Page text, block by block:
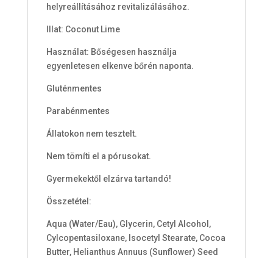
helyreállításához revitalizálásához.
Illat: Coconut Lime
Használat: Bőségesen használja
egyenletesen elkenve bőrén naponta.
Gluténmentes
Parabénmentes
Állatokon nem tesztelt.
Nem tömíti el a pórusokat.
Gyermekektől elzárva tartandó!
Összetétel:
Aqua (Water/Eau), Glycerin, Cetyl Alcohol,
Cylcopentasiloxane, Isocetyl Stearate, Cocoa
Butter, Helianthus Annuus (Sunflower) Seed